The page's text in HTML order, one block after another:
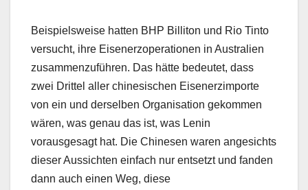
Beispielsweise hatten BHP Billiton und Rio Tinto
versucht, ihre Eisenerzoperationen in Australien
zusammenzuführen. Das hätte bedeutet, dass
zwei Drittel aller chinesischen Eisenerzimporte
von ein und derselben Organisation gekommen
wären, was genau das ist, was Lenin
vorausgesagt hat. Die Chinesen waren angesichts
dieser Aussichten einfach nur entsetzt und fanden
dann auch einen Weg, diese